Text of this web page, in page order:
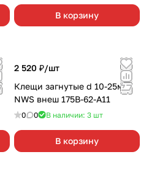
В корзину
2 520 ₽/шт
Клещи загнутые d 10-25мм
NWS внеш 175В-62-А11
0 0 В наличии: 3 шт
В корзину